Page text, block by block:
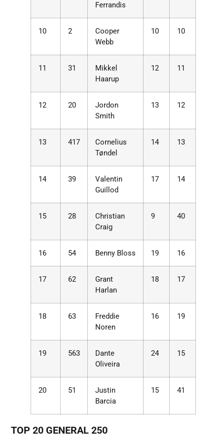
Ferrandis
10 2
Cooper
Webb
10 10
11 31
Mikkel
Haarup
12 11
12 20
Jordon
Smith
13 12
13 417
Cornelius
Tøndel
14 13
14 39
Valentin
Guillod
17 14
15 28
Christian
Craig
9 40
16 54 Benny Bloss 19 16
17 62
Grant
Harlan
18 17
18 63
Freddie
Noren
16 19
19 563
Dante
Oliveira
24 15
20 51
Justin
Barcia
15 41
TOP 20 GENERAL 250